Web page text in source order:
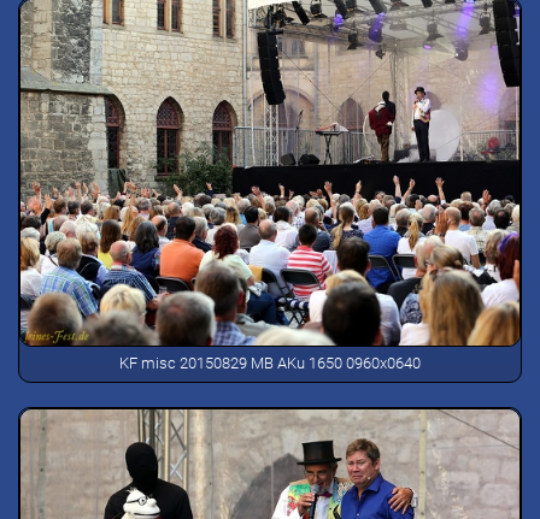
KF misc 20150829 MB AKu 1650 0960x0640